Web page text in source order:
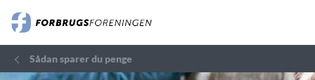
Sådan sparer du penge